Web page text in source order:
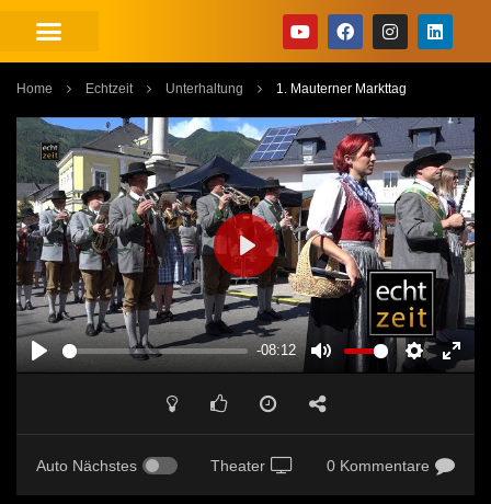
Home Echtzeit Unterhaltung 1. Mauterner Markttag
PLAY
-08:12
MUTE SETTINGS
PLAY
Auto Nächstes Theater 0 Kommentare